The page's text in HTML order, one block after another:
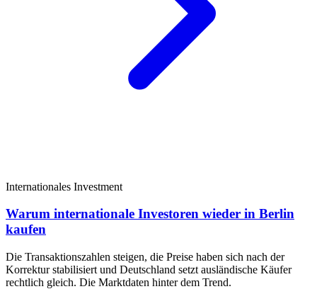
Internationales Investment
Warum internationale Investoren wieder in Berlin
kaufen
Die Transaktionszahlen steigen, die Preise haben sich nach der
Korrektur stabilisiert und Deutschland setzt ausländische Käufer
rechtlich gleich. Die Marktdaten hinter dem Trend.